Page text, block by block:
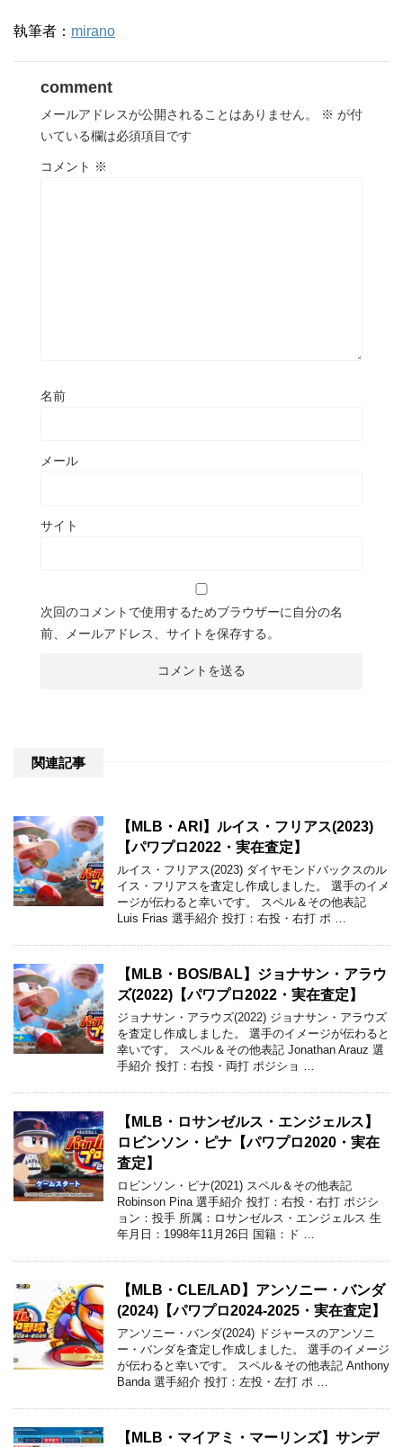
執筆者： mirano
comment
メールアドレスが公開されることはありません。 ※ が付
いている欄は必須項目です
コメント ※
名前
メール
サイト
次回のコメントで使用するためブラウザーに自分の名
前、メールアドレス、サイトを保存する。
関連記事
【MLB・ARI】ルイス・フリアス(2023)
【パワプロ2022・実在査定】
ルイス・フリアス(2023) ダイヤモンドバックスのル
イス・フリアスを査定し作成しました。 選手のイメ
ージが伝わると幸いです。 スペル＆その他表記
Luis Frias 選手紹介 投打：右投・右打 ポ …
【MLB・BOS/BAL】ジョナサン・アラウ
ズ(2022)【パワプロ2022・実在査定】
ジョナサン・アラウズ(2022) ジョナサン・アラウズ
を査定し作成しました。 選手のイメージが伝わると
幸いです。 スペル＆その他表記 Jonathan Arauz 選
手紹介 投打：右投・両打 ポジショ …
【MLB・ロサンゼルス・エンジェルス】
ロビンソン・ピナ【パワプロ2020・実在
査定】
ロビンソン・ピナ(2021) スペル＆その他表記
Robinson Pina 選手紹介 投打：右投・右打 ポジシ
ョン：投手 所属：ロサンゼルス・エンジェルス 生
年月日：1998年11月26日 国籍：ド …
【MLB・CLE/LAD】アンソニー・バンダ
(2024)【パワプロ2024-2025・実在査定】
アンソニー・バンダ(2024) ドジャースのアンソニ
ー・バンダを査定し作成しました。 選手のイメージ
が伝わると幸いです。 スペル＆その他表記 Anthony
Banda 選手紹介 投打：左投・左打 ポ …
【MLB・マイアミ・マーリンズ】サンデ